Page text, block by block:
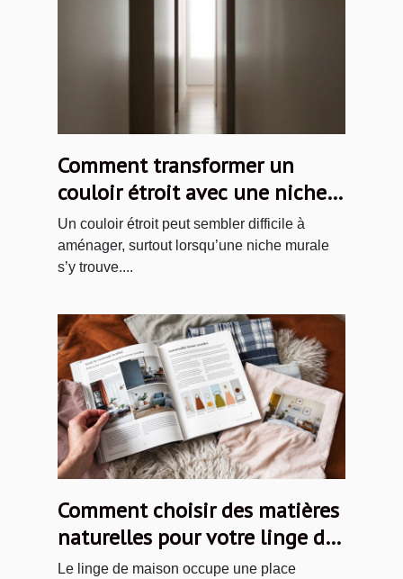
Comment transformer un
couloir étroit avec une niche
murale ?
Un couloir étroit peut sembler difficile à
aménager, surtout lorsqu’une niche murale
s’y trouve....
Comment choisir des matières
naturelles pour votre linge de
maison ?
Le linge de maison occupe une place